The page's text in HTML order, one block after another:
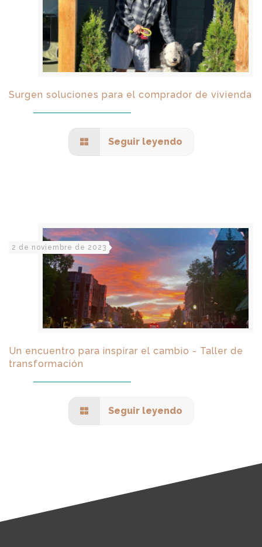
Surgen soluciones para el comprador de vivienda
Seguir leyendo
2 de noviembre de 2023
Un encuentro para inspirar el cambio - Taller de
transformación
Seguir leyendo